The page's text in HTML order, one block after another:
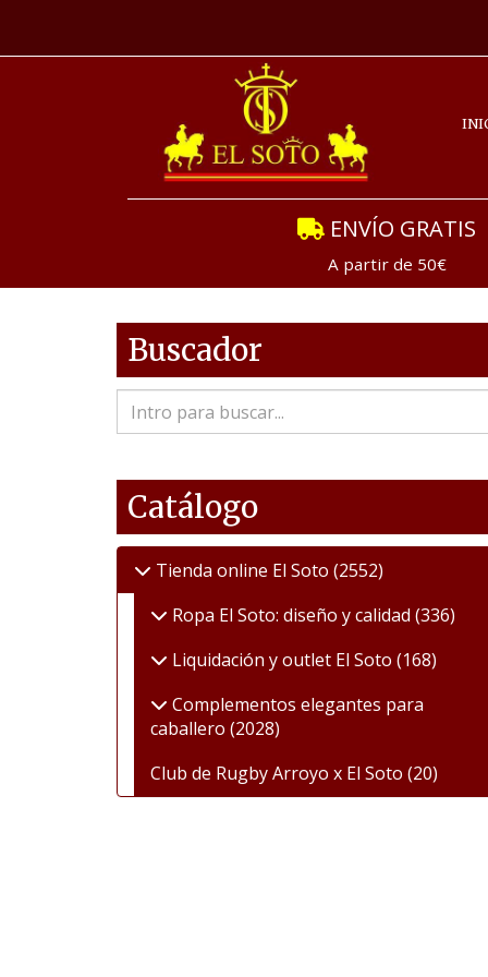
ENVÍO GRATIS
A partir de 50€
Buscador
Catálogo
Tienda online El Soto (2552)
Ropa El Soto: diseño y calidad (336)
Liquidación y outlet El Soto (168)
Complementos elegantes para
caballero (2028)
Club de Rugby Arroyo x El Soto (20)